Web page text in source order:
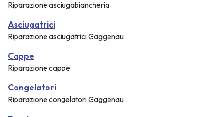
Riparazione asciugabiancheria
Asciugatrici
Riparazione asciugatrici Gaggenau
Cappe
Riparazione cappe
Congelatori
Riparazione congelatori Gaggenau